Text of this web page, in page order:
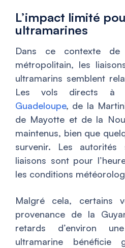
L’impact limité
ultramarines
Dans ce contexte
métropolitain, les
ultramarins semblent
Les vols directs à
Guadeloupe, de la
de Mayotte et de la
maintenus, bien que
survenir. Les autorités
liaisons sont pour
les conditions
Malgré cela, certains
provenance de la
retards d’environ
ultramarine bénéficie